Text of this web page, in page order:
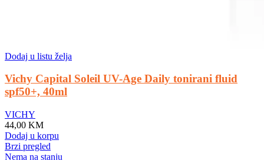
Dodaj u listu želja
Vichy Capital Soleil UV-Age Daily tonirani fluid
spf50+, 40ml
VICHY
44,00 KM
Dodaj u korpu
Brzi pregled
Nema na stanju